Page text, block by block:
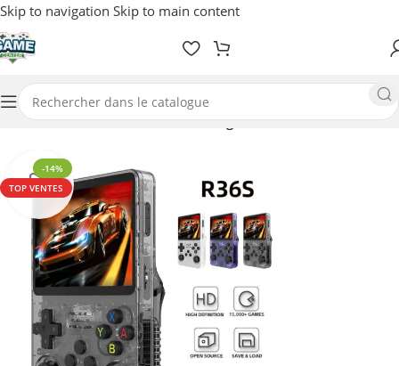
Skip to navigation Skip to main content
Accueil/ Multimédia/ Rétro Gaming
-14%
TOP VENTES